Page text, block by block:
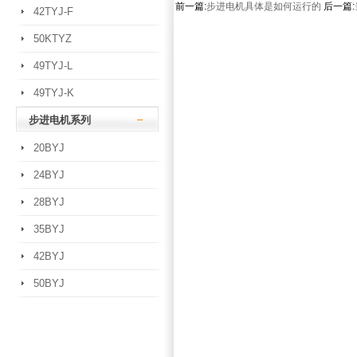
42TYJ-F
50KTYZ
49TYJ-L
49TYJ-K
步进电机系列
20BYJ
24BYJ
28BYJ
35BYJ
42BYJ
50BYJ
前一篇:步进电机具体是如何运行的 后一篇: